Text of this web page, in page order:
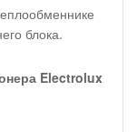
блока.
Electrolux